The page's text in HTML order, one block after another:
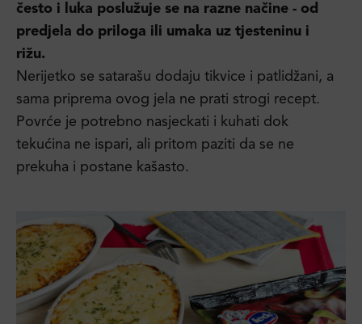
često i luka poslužuje se na razne načine - od
predjela do priloga ili umaka uz tjesteninu i
rižu.
Nerijetko se satarašu dodaju tikvice i patlidžani, a
sama priprema ovog jela ne prati strogi recept.
Povrće je potrebno nasjeckati i kuhati dok
tekućina ne ispari, ali pritom paziti da se ne
prekuha i postane kašasto.